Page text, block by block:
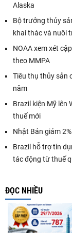
Alaska
Bộ trưởng thủy
khai thác và nuôi
NOAA xem xét
theo MMPA
Tiêu thụ thủy sản
năm
Brazil kiện Mỹ lên
thuế mới
Nhật Bản giảm
Brazil hỗ trợ tín
tác động từ thuế
ĐỌC NHIỀU